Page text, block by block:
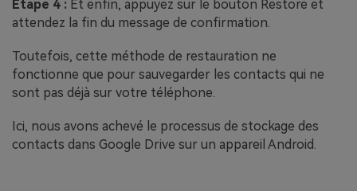
Étape 4 : Et enfin, appuyez sur le bouton Restore et
attendez la fin du message de confirmation.
Toutefois, cette méthode de restauration ne
fonctionne que pour sauvegarder les contacts qui ne
sont pas déjà sur votre téléphone.
Ici, nous avons achevé le processus de stockage des
contacts dans Google Drive sur un appareil Android.